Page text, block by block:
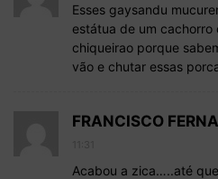
Esses gaysandu
estátua de um cachorro
chiqueirao porque
vão e chutar essas
FRANCISCO
Acabou a zica…..até